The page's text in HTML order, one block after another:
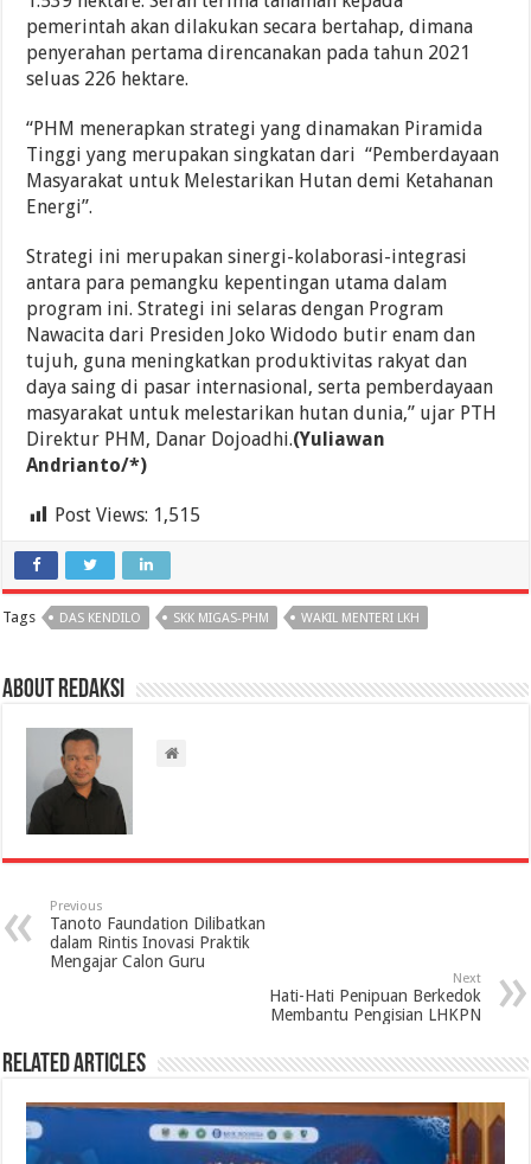
pemerintah akan dilakukan secara bertahap, dimana
penyerahan pertama direncanakan pada tahun 2021
seluas 226 hektare.
“PHM menerapkan strategi yang dinamakan Piramida
Tinggi yang merupakan singkatan dari “Pemberdayaan
Masyarakat untuk Melestarikan Hutan demi Ketahanan
Energi”.
Strategi ini merupakan sinergi-kolaborasi-integrasi
antara para pemangku kepentingan utama dalam
program ini. Strategi ini selaras dengan Program
Nawacita dari Presiden Joko Widodo butir enam dan
tujuh, guna meningkatkan produktivitas rakyat dan
daya saing di pasar internasional, serta pemberdayaan
masyarakat untuk melestarikan hutan dunia,” ujar PTH
Direktur PHM, Danar Dojoadhi.(Yuliawan
Andrianto/*)
Post Views: 1,515
Tags DAS KENDILO SKK MIGAS-PHM WAKIL MENTERI LKH
About Redaksi
Previous
Tanoto Faundation Dilibatkan
dalam Rintis Inovasi Praktik
Mengajar Calon Guru
Next
Hati-Hati Penipuan Berkedok
Membantu Pengisian LHKPN
Related Articles